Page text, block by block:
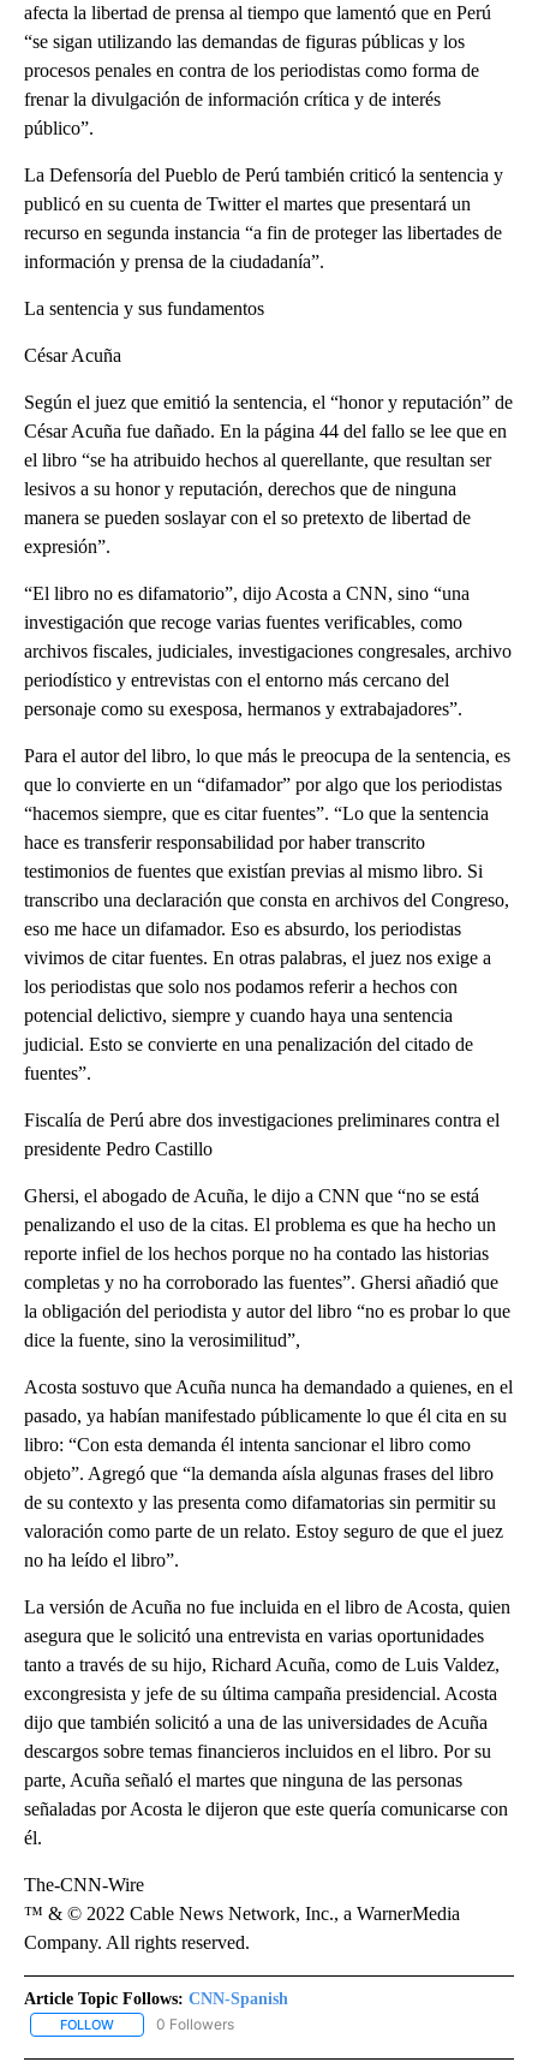
afecta la libertad de prensa al tiempo que lamentó que en Perú
“se sigan utilizando las demandas de figuras públicas y los
procesos penales en contra de los periodistas como forma de
frenar la divulgación de información crítica y de interés
público”.
La Defensoría del Pueblo de Perú también criticó la sentencia y
publicó en su cuenta de Twitter el martes que presentará un
recurso en segunda instancia “a fin de proteger las libertades de
información y prensa de la ciudadanía”.
La sentencia y sus fundamentos
César Acuña
Según el juez que emitió la sentencia, el “honor y reputación” de
César Acuña fue dañado. En la página 44 del fallo se lee que en
el libro “se ha atribuido hechos al querellante, que resultan ser
lesivos a su honor y reputación, derechos que de ninguna
manera se pueden soslayar con el so pretexto de libertad de
expresión”.
“El libro no es difamatorio”, dijo Acosta a CNN, sino “una
investigación que recoge varias fuentes verificables, como
archivos fiscales, judiciales, investigaciones congresales, archivo
periodístico y entrevistas con el entorno más cercano del
personaje como su exesposa, hermanos y extrabajadores”.
Para el autor del libro, lo que más le preocupa de la sentencia, es
que lo convierte en un “difamador” por algo que los periodistas
“hacemos siempre, que es citar fuentes”. “Lo que la sentencia
hace es transferir responsabilidad por haber transcrito
testimonios de fuentes que existían previas al mismo libro. Si
transcribo una declaración que consta en archivos del Congreso,
eso me hace un difamador. Eso es absurdo, los periodistas
vivimos de citar fuentes. En otras palabras, el juez nos exige a
los periodistas que solo nos podamos referir a hechos con
potencial delictivo, siempre y cuando haya una sentencia
judicial. Esto se convierte en una penalización del citado de
fuentes”.
Fiscalía de Perú abre dos investigaciones preliminares contra el
presidente Pedro Castillo
Ghersi, el abogado de Acuña, le dijo a CNN que “no se está
penalizando el uso de la citas. El problema es que ha hecho un
reporte infiel de los hechos porque no ha contado las historias
completas y no ha corroborado las fuentes”. Ghersi añadió que
la obligación del periodista y autor del libro “no es probar lo que
dice la fuente, sino la verosimilitud”,
Acosta sostuvo que Acuña nunca ha demandado a quienes, en el
pasado, ya habían manifestado públicamente lo que él cita en su
libro: “Con esta demanda él intenta sancionar el libro como
objeto”. Agregó que “la demanda aísla algunas frases del libro
de su contexto y las presenta como difamatorias sin permitir su
valoración como parte de un relato. Estoy seguro de que el juez
no ha leído el libro”.
La versión de Acuña no fue incluida en el libro de Acosta, quien
asegura que le solicitó una entrevista en varias oportunidades
tanto a través de su hijo, Richard Acuña, como de Luis Valdez,
excongresista y jefe de su última campaña presidencial. Acosta
dijo que también solicitó a una de las universidades de Acuña
descargos sobre temas financieros incluidos en el libro. Por su
parte, Acuña señaló el martes que ninguna de las personas
señaladas por Acosta le dijeron que este quería comunicarse con
él.
The-CNN-Wire
™ & © 2022 Cable News Network, Inc., a WarnerMedia
Company. All rights reserved.
Article Topic Follows: CNN-Spanish
FOLLOW FOLLOW "CNN-SPANISH" TO RECEIVE NOTIFICATIONS ABOUT
0 Followers